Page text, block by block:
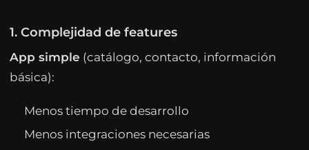
1. Complejidad de features
App simple (catálogo, contacto, información
básica):
Menos tiempo de desarrollo
Menos integraciones necesarias